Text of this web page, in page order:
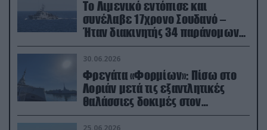
Το Λιμενικό εντόπισε και
συνέλαβε 17χρονο Σουδανό –
Ήταν διακινητής 34 παράνομων
μεταναστών
30.06.2026
Φρεγάτα «Φορμίων»: Πίσω στο
Λοριάν μετά τις εξαντλητικές
θαλάσσιες δοκιμές στον
απαιτητικό Βισκαϊκό